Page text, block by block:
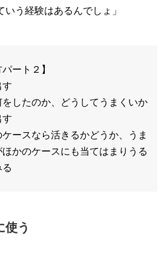
う経験はあるんでしょ」
ート２】
す
したのか、どうしてうまくいか
す
ースなら活きるかどうか、うま
かのケースにも当てはまりうる
使う